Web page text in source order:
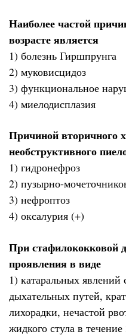
Наиболее частой
возрасте является
1) болезнь Гиршпрунга
2) муковисцидоз
3) функциональное
4) миелодисплазия
Причиной вторичного
необструктивного
1) гидронефроз
2) пузырно-
3) нефроптоз
4) оксалурия (+)
При стафилококковой
проявления в виде
1) катаральных
дыхательных путей,
лихорадки, нечастой
жидкого стула в